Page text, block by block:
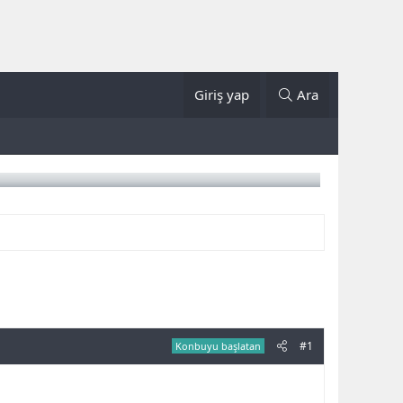
Giriş yap Ara
Konbuyu başlatan #1